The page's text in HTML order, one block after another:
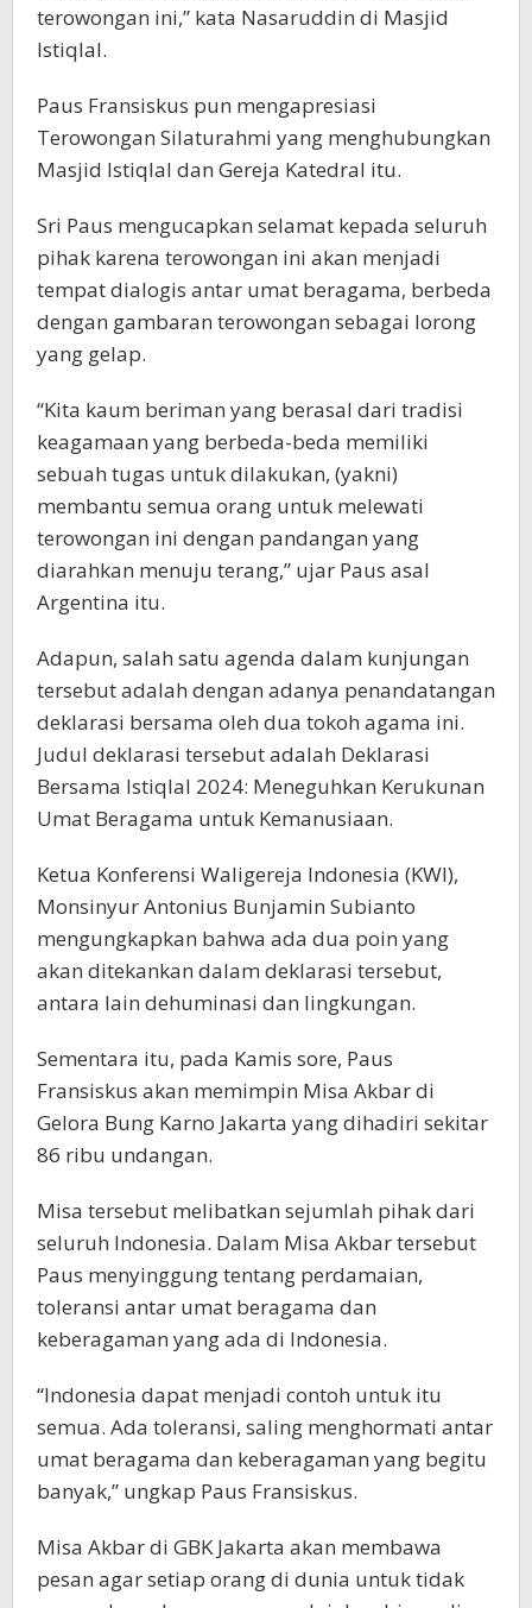
terowongan ini,” kata Nasaruddin di Masjid
Istiqlal.
Paus Fransiskus pun mengapresiasi
Terowongan Silaturahmi yang menghubungkan
Masjid Istiqlal dan Gereja KatedraI itu.
Sri Paus mengucapkan selamat kepada seluruh
pihak karena terowongan ini akan menjadi
tempat dialogis antar umat beragama, berbeda
dengan gambaran terowongan sebagai lorong
yang gelap.
“Kita kaum beriman yang berasal dari tradisi
keagamaan yang berbeda-beda memiliki
sebuah tugas untuk dilakukan, (yakni)
membantu semua orang untuk melewati
terowongan ini dengan pandangan yang
diarahkan menuju terang,” ujar Paus asal
Argentina itu.
Adapun, salah satu agenda dalam kunjungan
tersebut adalah dengan adanya penandatangan
deklarasi bersama oleh dua tokoh agama ini.
Judul deklarasi tersebut adalah Deklarasi
Bersama Istiqlal 2024: Meneguhkan Kerukunan
Umat Beragama untuk Kemanusiaan.
Ketua Konferensi Waligereja Indonesia (KWI),
Monsinyur Antonius Bunjamin Subianto
mengungkapkan bahwa ada dua poin yang
akan ditekankan dalam deklarasi tersebut,
antara lain dehuminasi dan lingkungan.
Sementara itu, pada Kamis sore, Paus
Fransiskus akan memimpin Misa Akbar di
Gelora Bung Karno Jakarta yang dihadiri sekitar
86 ribu undangan.
Misa tersebut melibatkan sejumlah pihak dari
seluruh Indonesia. Dalam Misa Akbar tersebut
Paus menyinggung tentang perdamaian,
toleransi antar umat beragama dan
keberagaman yang ada di Indonesia.
“Indonesia dapat menjadi contoh untuk itu
semua. Ada toleransi, saling menghormati antar
umat beragama dan keberagaman yang begitu
banyak,” ungkap Paus Fransiskus.
Misa Akbar di GBK Jakarta akan membawa
pesan agar setiap orang di dunia untuk tidak